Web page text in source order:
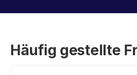
Häufig gestellte